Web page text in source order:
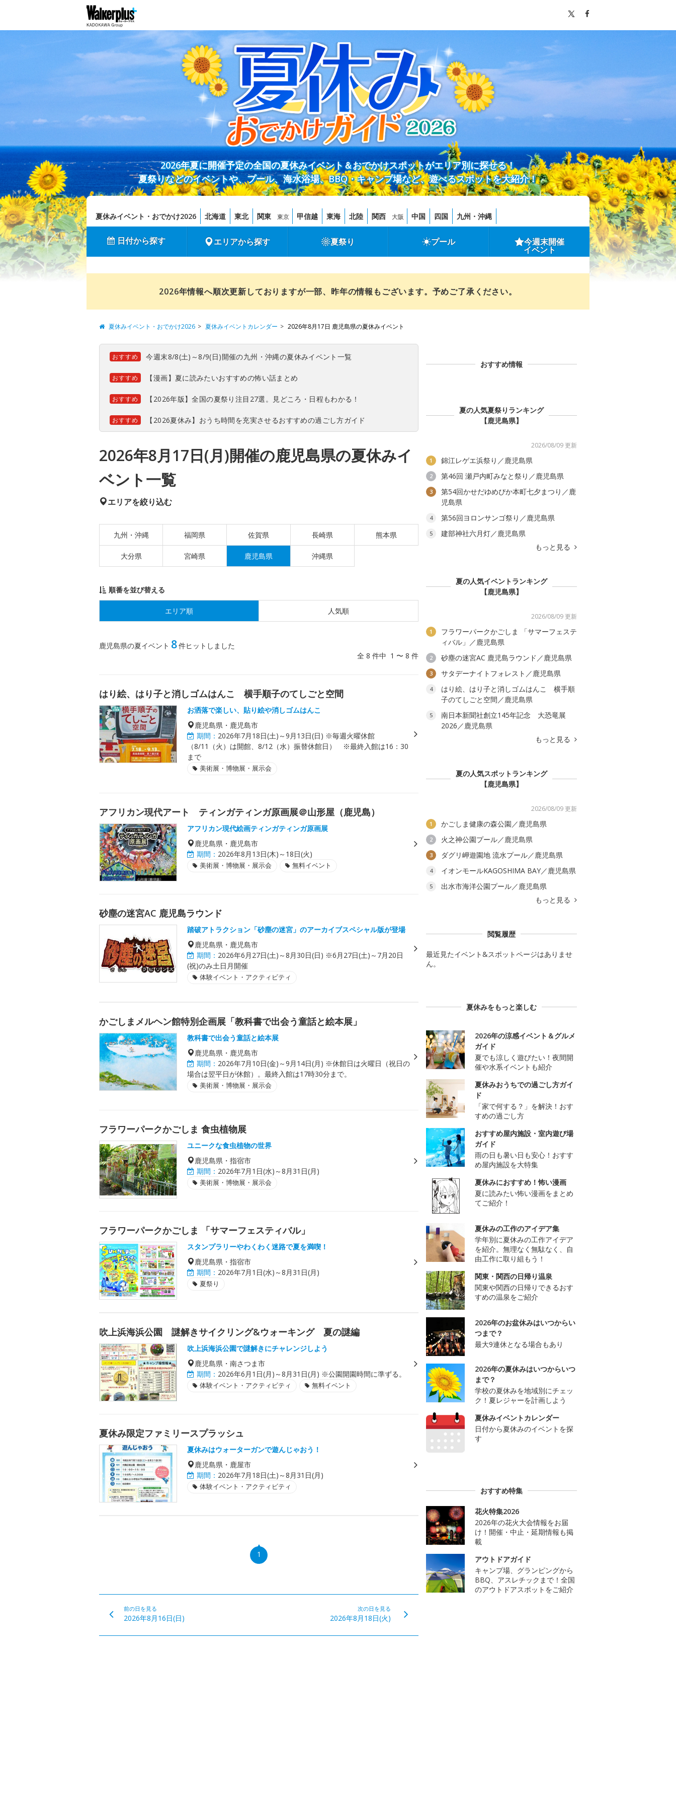
2026年夏に開催予定の全国の夏休みイベント＆おでかけスポットがエリア別に探せる！
夏祭りなどのイベントや、プール、海水浴場、BBQ・キャンプ場など、遊べるスポットを大紹介！
夏休みイベント・おでかけ2026 北海道 東北 関東 東京 甲信越 東海 北陸 関西 大阪 中国 四国 九州・沖縄
日付から探す エリアから探す 夏祭り プール 今週末開催
イベント
2026年情報へ順次更新しておりますが一部、昨年の情報もございます。予めご了承ください。
夏休みイベント・おでかけ2026 夏休みイベントカレンダー 2026年8月17日 鹿児島県の夏休みイベント
おすすめ 今週末8/8(土)～8/9(日)開催の九州・沖縄の夏休みイベント一覧
おすすめ 【漫画】夏に読みたいおすすめの怖い話まとめ
おすすめ 【2026年版】全国の夏祭り注目27選。見どころ・日程もわかる！
おすすめ 【2026夏休み】おうち時間を充実させるおすすめの過ごし方ガイド
2026年8月17日(月)開催の鹿児島県の夏休みイ
ベント一覧
エリアを絞り込む
九州・沖縄 福岡県 佐賀県 長崎県 熊本県
大分県 宮崎県 鹿児島県 沖縄県
順番を並び替える
エリア順 人気順
鹿児島県の夏イベント 8件ヒットしました
全 8 件中 1 〜 8 件
はり絵、はり子と消しゴムはんこ 横手順子のてしごと空間
お洒落で楽しい、貼り絵や消しゴムはんこ
鹿児島県・鹿児島市
期間： 2026年7月18日(土)～9月13日(日) ※毎週火曜休館
（8/11（火）は開館、8/12（水）振替休館日） ※最終入館は16：30
まで
美術展・博物展・展示会
アフリカン現代アート ティンガティンガ原画展＠山形屋（鹿児島）
アフリカン現代絵画ティンガティンガ原画展
鹿児島県・鹿児島市
期間： 2026年8月13日(木)～18日(火)
美術展・博物展・展示会 無料イベント
砂塵の迷宮AC 鹿児島ラウンド
踏破アトラクション「砂塵の迷宮」のアーカイブスペシャル版が登場
鹿児島県・鹿児島市
期間： 2026年6月27日(土)～8月30日(日) ※6月27日(土)～7月20日
(祝)のみ土日月開催
体験イベント・アクティビティ
かごしまメルヘン館特別企画展「教科書で出会う童話と絵本展」
教科書で出会う童話と絵本展
鹿児島県・鹿児島市
期間： 2026年7月10日(金)～9月14日(月) ※休館日は火曜日（祝日の
場合は翌平日が休館）。最終入館は17時30分まで。
美術展・博物展・展示会
フラワーパークかごしま 食虫植物展
ユニークな食虫植物の世界
鹿児島県・指宿市
期間： 2026年7月1日(水)～8月31日(月)
美術展・博物展・展示会
フラワーパークかごしま 「サマーフェスティバル」
スタンプラリーやわくわく迷路で夏を満喫！
鹿児島県・指宿市
期間： 2026年7月1日(水)～8月31日(月)
夏祭り
吹上浜海浜公園 謎解きサイクリング&ウォーキング 夏の謎編
吹上浜海浜公園で謎解きにチャレンジしよう
鹿児島県・南さつま市
期間： 2026年6月1日(月)～8月31日(月) ※公園開園時間に準ずる。
体験イベント・アクティビティ 無料イベント
夏休み限定ファミリースプラッシュ
夏休みはウォーターガンで遊んじゃおう！
鹿児島県・鹿屋市
期間： 2026年7月18日(土)～8月31日(月)
体験イベント・アクティビティ
1
前の日を見る
2026年8月16日(日)
次の日を見る
2026年8月18日(火)
おすすめ情報
夏の人気夏祭りランキング
【鹿児島県】
2026/08/09 更新
1 錦江レゲエ浜祭り／鹿児島県
2 第46回 瀬戸内町みなと祭り／鹿児島県
3
第54回かせだゆめぴか本町七夕まつり／鹿
児島県
4 第56回ヨロンサンゴ祭り／鹿児島県
5
建部神社六月灯／鹿児島県
もっと見る
夏の人気イベントランキング
【鹿児島県】
2026/08/09 更新
1
フラワーパークかごしま 「サマーフェステ
ィバル」／鹿児島県
2 砂塵の迷宮AC 鹿児島ラウンド／鹿児島県
3 サタデーナイトフォレスト／鹿児島県
4
はり絵、はり子と消しゴムはんこ 横手順
子のてしごと空間／鹿児島県
5
南日本新聞社創立145年記念 大恐竜展
2026／鹿児島県
もっと見る
夏の人気スポットランキング
【鹿児島県】
2026/08/09 更新
1 かごしま健康の森公園／鹿児島県
2 火之神公園プール／鹿児島県
3 ダグリ岬遊園地 流水プール／鹿児島県
4 イオンモールKAGOSHIMA BAY／鹿児島県
5
出水市海洋公園プール／鹿児島県
もっと見る
閲覧履歴
最近見たイベント&スポットページはありませ
ん。
夏休みをもっと楽しむ
2026年の涼感イベント＆グルメ
ガイド
夏でも涼しく遊びたい！夜間開
催や水系イベントも紹介
夏休みおうちでの過ごし方ガイ
ド
「家で何する？」を解決！おす
すめの過ごし方
おすすめ屋内施設・室内遊び場
ガイド
雨の日も暑い日も安心！おすす
め屋内施設を大特集
夏休みにおすすめ！怖い漫画
夏に読みたい怖い漫画をまとめ
てご紹介！
夏休みの工作のアイデア集
学年別に夏休みの工作アイデア
を紹介。無理なく無駄なく、自
由工作に取り組もう！
関東・関西の日帰り温泉
関東や関西の日帰りできるおす
すめの温泉をご紹介
2026年のお盆休みはいつからい
つまで？
最大9連休となる場合もあり
2026年の夏休みはいつからいつ
まで？
学校の夏休みを地域別にチェッ
ク！夏レジャーを計画しよう
夏休みイベントカレンダー
日付から夏休みのイベントを探
す
おすすめ特集
花火特集2026
2026年の花火大会情報をお届
け！開催・中止・延期情報も掲
載
アウトドアガイド
キャンプ場、グランピングから
BBQ、アスレチックまで！全国
のアウトドアスポットをご紹介